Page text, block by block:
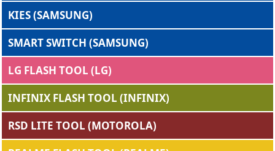
KIES (SAMSUNG)
SMART SWITCH (SAMSUNG)
LG FLASH TOOL (LG)
INFINIX FLASH TOOL (INFINIX)
RSD LITE TOOL (MOTOROLA)